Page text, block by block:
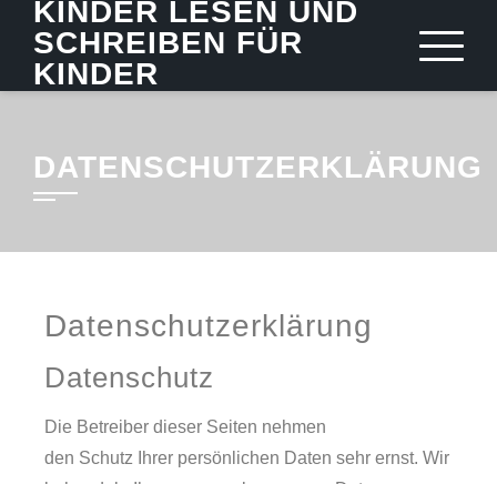
KINDER LESEN UND
SCHREIBEN FÜR
KINDER
DATENSCHUTZERKLÄRUNG
Datenschutzerklärung
Datenschutz
Die Betreiber dieser Seiten nehmen
den Schutz Ihrer persönlichen Daten sehr ernst. Wir